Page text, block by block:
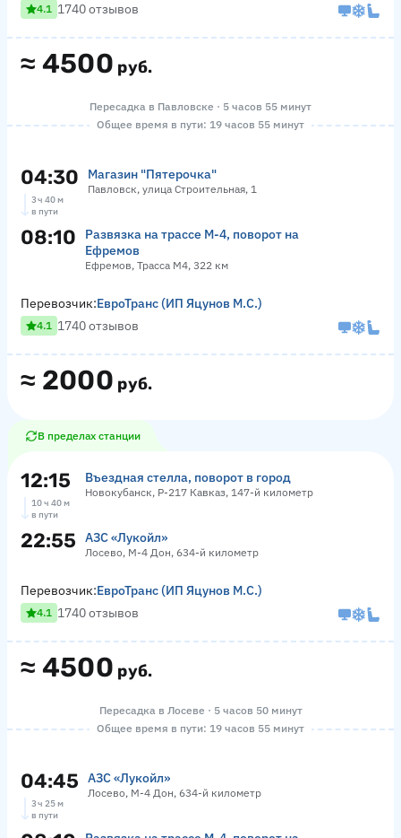
≈ 4500 руб.
4.1 1740 отзывов
Пересадка в Павловске · 5 часов 55 минут
Общее время в пути: 19 часов 55 минут
04:30 Магазин "Пятерочка"
Павловск, улица Строительная, 1
3 ч 40 м
в пути
08:10
Развязка на трассе М-4, поворот на
Ефремов
Ефремов, Трасса М4, 322 км
≈ 2000 руб.
Перевозчик:ЕвроТранс (ИП Яцунов М.С.)
4.1 1740 отзывов
В пределах станции
12:15 Въездная стелла, поворот в город
Новокубанск, Р-217 Кавказ, 147-й километр
10 ч 40 м
в пути
22:55 АЗС «Лукойл»
Лосево, М-4 Дон, 634-й километр
≈ 4500 руб.
Перевозчик:ЕвроТранс (ИП Яцунов М.С.)
4.1 1740 отзывов
Пересадка в Лосеве · 5 часов 50 минут
Общее время в пути: 19 часов 55 минут
04:45 АЗС «Лукойл»
Лосево, М-4 Дон, 634-й километр
3 ч 25 м
в пути